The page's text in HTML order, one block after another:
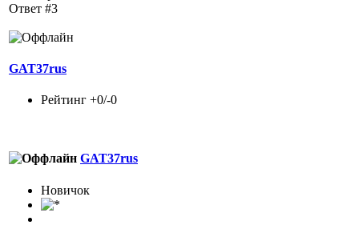
Ответ #3
GAT37rus
Рейтинг +0/-0
GAT37rus
Новичок